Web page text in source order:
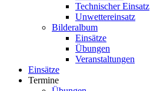
Technischer Einsatz
Unwettereinsatz
Bilderalbum
Einsätze
Übungen
Veranstaltungen
Einsätze
Termine